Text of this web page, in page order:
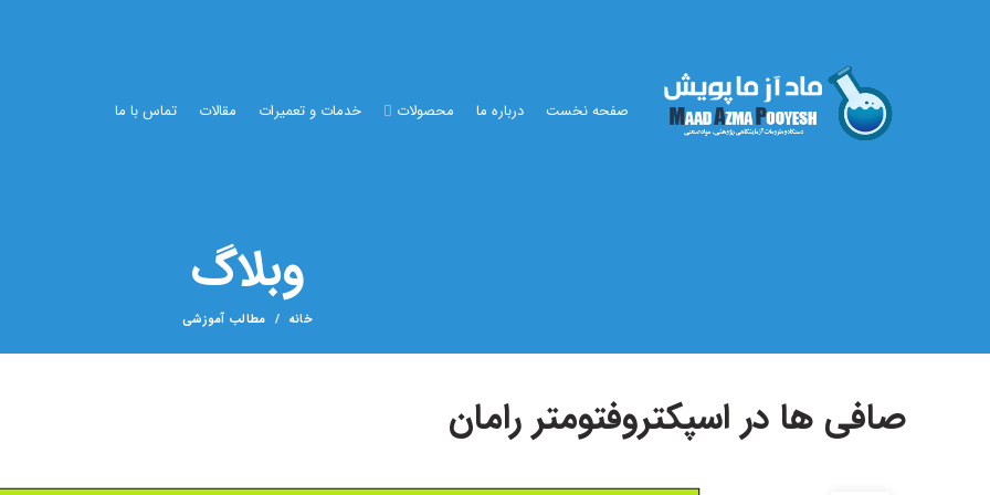
صفحه نخست درباره ما محصولات خدمات و تعمیرات مقالات تماس با ما
وبلاگ
خانه مطالب آموزشی
صافی ها در اسپکتروفتومتر رامان